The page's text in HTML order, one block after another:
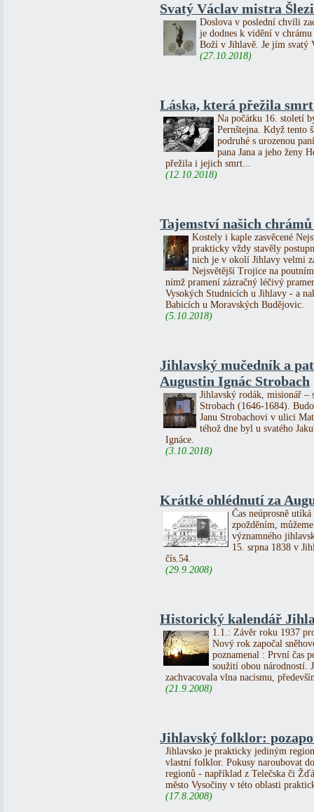
Svatý Václav mistra
Doslova v poslední chvíli
je dodnes k vidění v
Boží v Jihlavě. Je jím svatý
(27.10.2018)
Láska, která přežila
Na počátku 16. století
Pernštejna. Když tento
podruhé s urozenou
pana Jana a jeho ženy
přežila i jejich smrt...
(12.10.2018)
Tajemství našich
Kostely i kaple zasvěcené
prakticky vždy stavěly
nich je v okolí Jihlavy velmi
Nejsvětější Trojice na
nímž pramení zázračný léčivý
Vysokých Studnicích u Jihlavy - a
Babicích u Moravských Budějovic.
(5.10.2018)
Jihlavský mučedník a
Augustin Ignác Strobach
Jihlavský rodák, misionář –
Strobach (1646-1684).
Janu Strobachovi v ulici
téhož dne byl u svatého
Ignáce.
(3.10.2018)
Krátké ohlédnutí za
Čas neúprosně
zpožděním,
významného
15. srpna 1838 v
čís.54.
(29.9.2008)
Historický kalendář
1.1.: Závěr roku 1937
Nový rok započal
poznamenal : První čas
soužití obou národností.
zachvacovala vlna nacismu,
(21.9.2008)
Jihlavský folklor:
Jihlavsko je prakticky jediným
vlastní folklor. Pokusy naroubovat
regionů - například z Telečska či
město Vysočiny v této oblasti
(17.8.2008)